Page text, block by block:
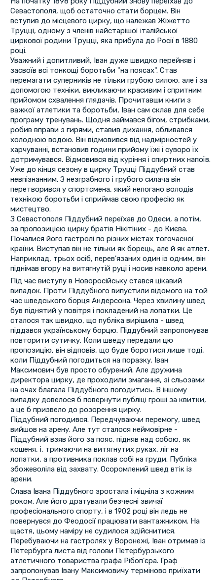
Севастополя, щоб остаточно стати борцем. Він
вступив до місцевого цирку, що належав Жіжетто
Труцці, одному з членів найстарішої італійської
циркової родини Труцці, яка прибула до Росії в 1880
році.
Уважний і допитливий, Іван дуже швидко перейняв і
засвоїв всі тонкощі боротьби "на поясах". Став
перемагати суперників не тільки грубою силою, але і за
допомогою техніки, викликаючи красивим і спритним
прийомом схвалення глядачів. Прочитавши книги з
важкої атлетики та боротьби, Іван сам склав для себе
програму тренувань. Щодня займався бігом, стрибками,
робив вправи з гирями, ставив дихання, обливався
холодною водою. Він відмовився від надмірностей у
харчуванні, встановив години прийому їжі і суворо їх
дотримувався. Відмовився від куріння і спиртних напоїв.
Уже до кінця сезону в цирку Труцці Піддубний став
невпізнанним. З незграбного і грубого силача він
перетворився у спортсмена, який непогано володів
технікою боротьби і сприймав свою професію як
мистецтво.
З Севастополя Піддубний переїхав до Одеси, а потім,
за пропозицією цирку братів Нікітіних - до Києва.
Почалися його гастролі по різних містах тогочасної
країни. Виступав він не тільки як борець, але й як атлет.
Наприклад, трьох осіб, перев'язаних один із одним, він
піднімав вгору на витягнутій руці і носив навколо арени.
Під час виступу в Новоросійську стався цікавий
випадок. Проти Піддубного випустили відомого на той
час шведського борця Андерсона. Через хвилину швед
був піднятий у повітря і покладений на лопатки. Це
сталося так швидко, що публіка вирішила - швед
піддався українському борцю. Піддубний запропонував
повторити сутичку. Коли шведу передали цю
пропозицію, він відповів, що буде боротися лише тоді,
коли Піддубний погодиться на поразку. Іван
Максимович був просто обурений. Але дружина
директора цирку, де проходили змагання, зі сльозами
на очах благала Піддубного погодитись. В іншому
випадку довелося б повернути публіці гроші за квитки,
а це б призвело до розорення цирку.
Піддубний погодився. Передчуваючи перемогу, швед
вийшов на арену. Але тут сталося неймовірне -
Піддубний взяв його за пояс, підняв над собою, як
кошеня, і, тримаючи на витягнутих руках, ліг на
лопатки, а противника поклав собі на груди. Публіка
збожеволіла від захвату. Осоромлений швед втік із
арени.
Слава Івана Піддубного зростала і міцніла з кожним
роком. Але його дратували безчесні звичаї
професіонального спорту, і в 1902 році він ледь не
повернувся до Феодосії працювати вантажником. На
щастя, цьому наміру не судилося здійснитися.
Перебуваючи на гастролях у Воронежі, Іван отримав із
Петербурга листа від голови Петербурзького
атлетичного товариства графа Рібоп'єра. Граф
запропонував Івану Максимовичу терміново приїхати